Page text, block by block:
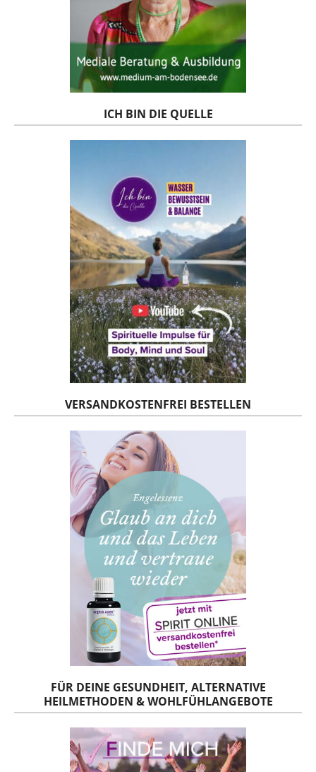
ICH BIN DIE QUELLE
VERSANDKOSTENFREI BESTELLEN
FÜR DEINE GESUNDHEIT, ALTERNATIVE
HEILMETHODEN & WOHLFÜHLANGEBOTE